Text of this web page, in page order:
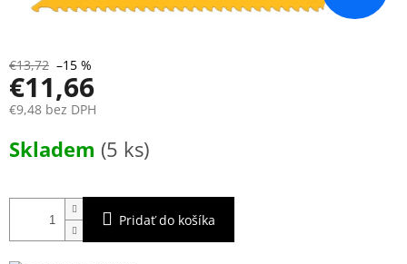
€13,72 –15 %
€11,66
€9,48 bez DPH
cena:
Skladem (5 ks)
Pridať do košíka